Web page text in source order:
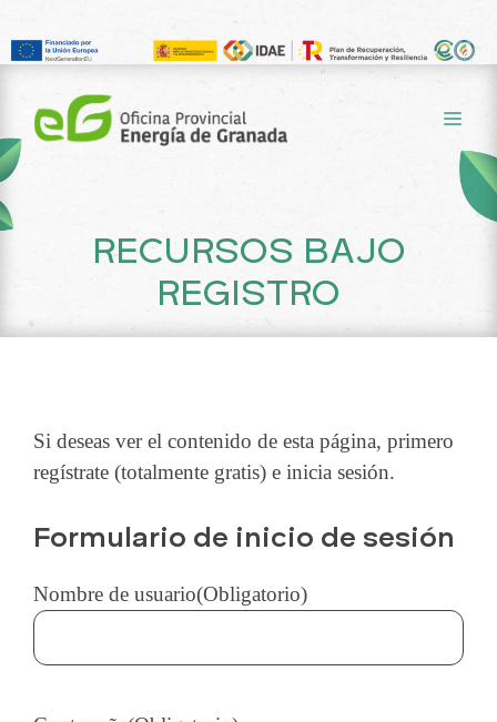
contenido
RECURSOS BAJO
REGISTRO
Si deseas ver el contenido de esta página, primero
regístrate (totalmente gratis) e inicia sesión.
Formulario de inicio de sesión
Nombre de usuario(Obligatorio)